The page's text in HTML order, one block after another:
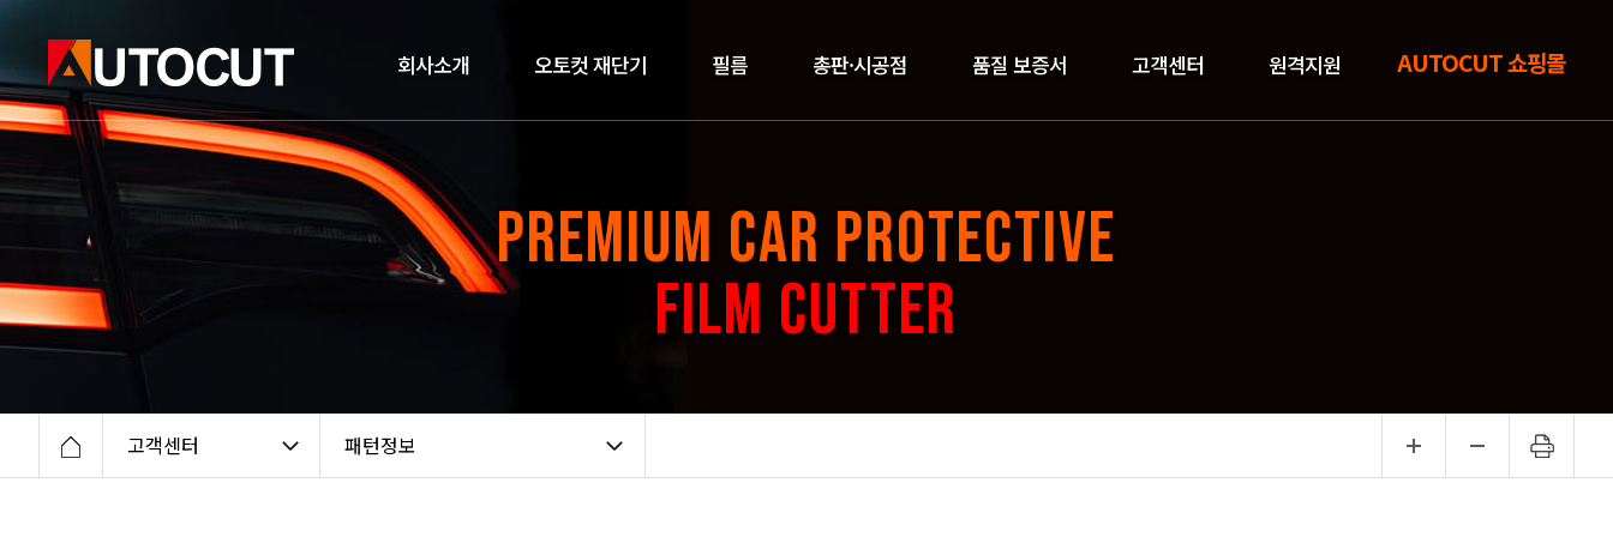
회사소개 오토컷 재단기 필름 총판·시공점 품질 보증서 고객센터 원격지원 AUTOCUT 쇼핑몰
PREMIUM CAR PROTECTIVE
FILM CUTTER
고객센터 패턴정보